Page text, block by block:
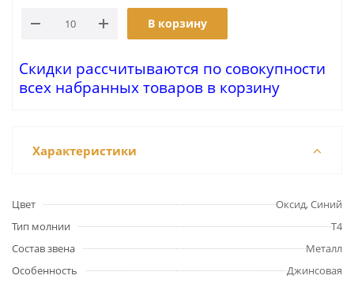
В корзину
Скидки рассчитываются по совокупности
всех набранных товаров в корзину
Характеристики
Цвет
Оксид, Синий
Тип молнии
Т4
Состав звена
Металл
Особенность
Джинсовая